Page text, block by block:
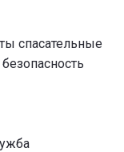
спасательные